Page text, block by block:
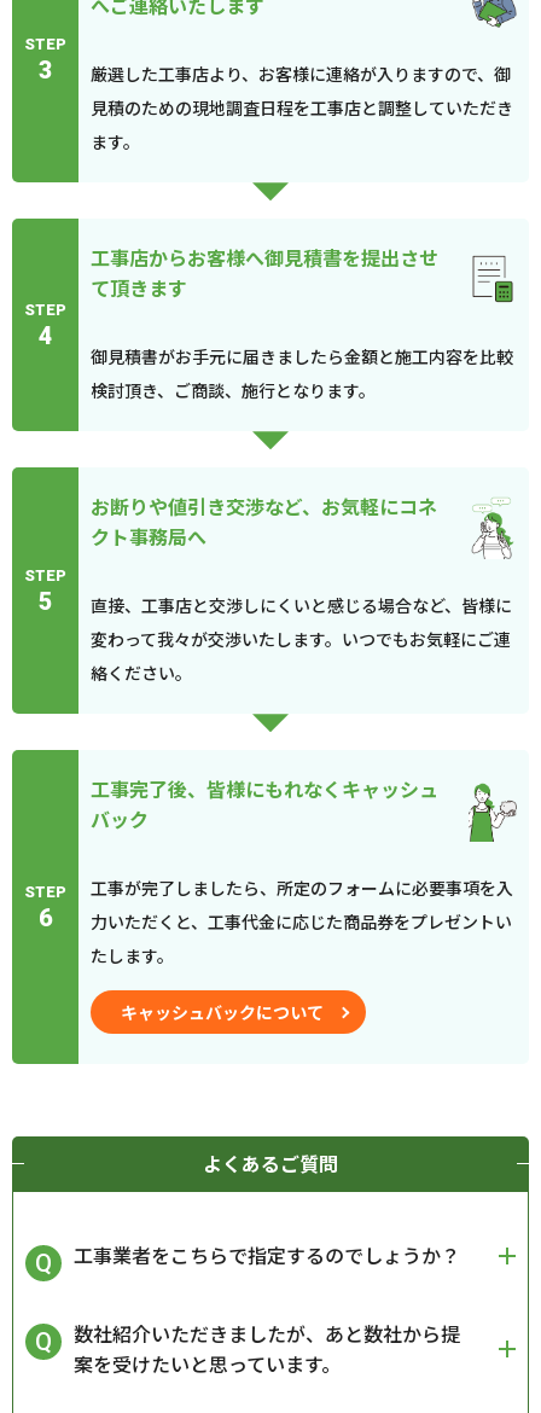
STEP
3
厳選した工事店より、お客様に連絡が入りますので、御
見積のための現地調査日程を工事店と調整していただき
ます。
STEP
4
工事店からお客様へ御見積書を提出させ
て頂きます
御見積書がお手元に届きましたら金額と施工内容を比較
検討頂き、ご商談、施行となります。
STEP
5
お断りや値引き交渉など、お気軽にコネ
クト事務局へ
直接、工事店と交渉しにくいと感じる場合など、皆様に
変わって我々が交渉いたします。いつでもお気軽にご連
絡ください。
STEP
6
工事完了後、皆様にもれなくキャッシュ
バック
工事が完了しましたら、所定のフォームに必要事項を入
力いただくと、工事代金に応じた商品券をプレゼントい
たします。
キャッシュバックについて
よくあるご質問
工事業者をこちらで指定するのでしょうか？
数社紹介いただきましたが、あと数社から提
案を受けたいと思っています。